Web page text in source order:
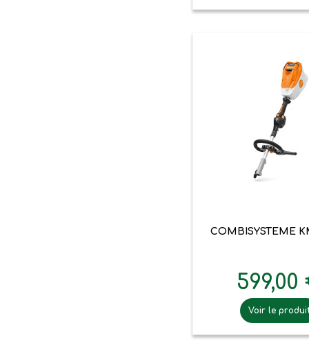
COMBISYSTEME
599,00
Voir le